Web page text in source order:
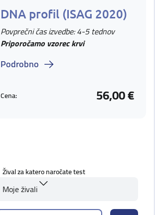
DNA profil (ISAG 2020)
Povprečni čas izvedbe: 4-5 tednov
Priporočamo vzorec krvi
Podrobno
Cena: 56,00 €
Žival za katero naročate test
Moje živali